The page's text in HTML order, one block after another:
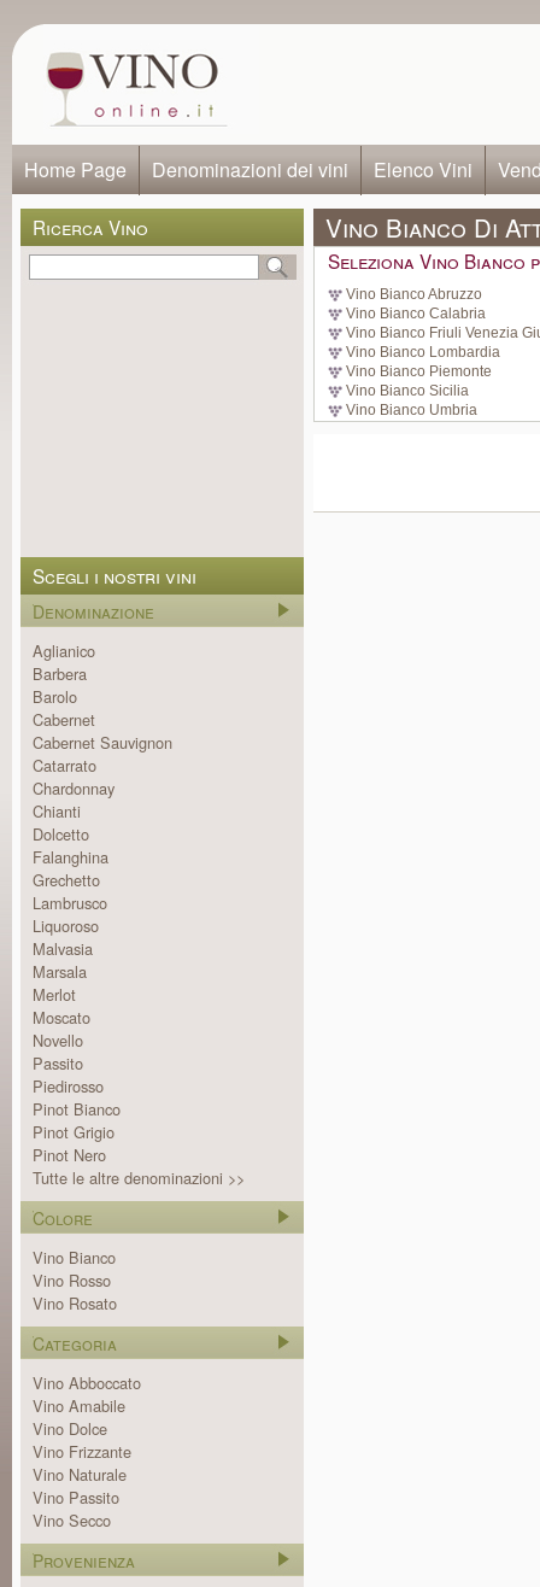
Home Page Denominazioni dei vini Elenco Vini
Ricerca Vino
Scegli i nostri vini
Denominazione
Aglianico
Barbera
Barolo
Cabernet
Cabernet Sauvignon
Catarrato
Chardonnay
Chianti
Dolcetto
Falanghina
Grechetto
Lambrusco
Liquoroso
Malvasia
Marsala
Merlot
Moscato
Novello
Passito
Piedirosso
Pinot Bianco
Pinot Grigio
Pinot Nero
Tutte le altre denominazioni >>
Colore
Vino Bianco
Vino Rosso
Vino Rosato
Categoria
Vino Abboccato
Vino Amabile
Vino Dolce
Vino Frizzante
Vino Naturale
Vino Passito
Vino Secco
Provenienza
Vino Bianco Di
Seleziona Vino Bianco
Vino Bianco Abruzzo
Vino Bianco Calabria
Vino Bianco Friuli Venezia
Vino Bianco Lombardia
Vino Bianco Piemonte
Vino Bianco Sicilia
Vino Bianco Umbria